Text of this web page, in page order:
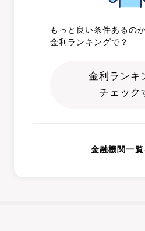
もっと良い条件あるの
金利ランキングで？
金利ランキ
チェック
金融機関一覧